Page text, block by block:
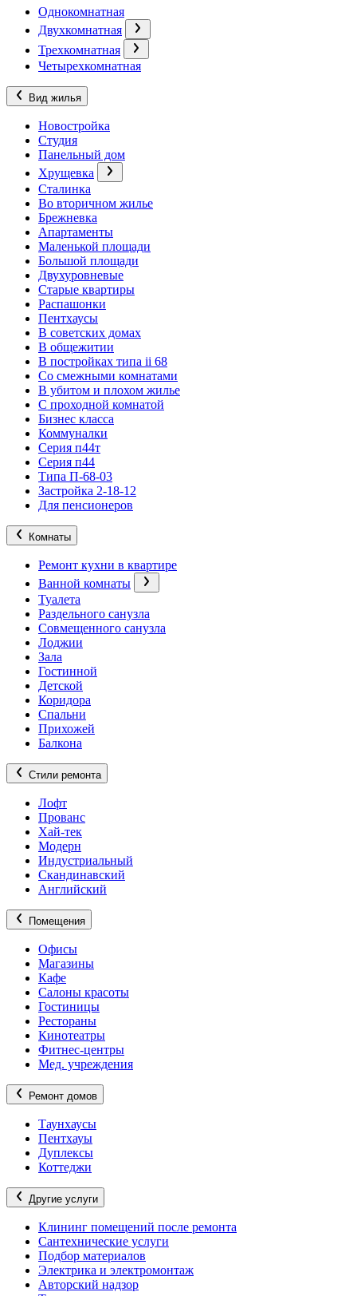
Однокомнатная
Двухкомнатная
Трехкомнатная
Четырехкомнатная
Вид жилья
Новостройка
Студия
Панельный дом
Хрущевка
Сталинка
Во вторичном жилье
Брежневка
Апартаменты
Маленькой площади
Большой площади
Двухуровневые
Старые квартиры
Распашонки
Пентхаусы
В советских домах
В общежитии
В постройках типа ii 68
Со смежными комнатами
В убитом и плохом жилье
С проходной комнатой
Бизнес класса
Коммуналки
Серия п44т
Серия п44
Типа П-68-03
Застройка 2-18-12
Для пенсионеров
Комнаты
Ремонт кухни в квартире
Ванной комнаты
Туалета
Раздельного санузла
Совмещенного санузла
Лоджии
Зала
Гостинной
Детской
Коридора
Спальни
Прихожей
Балкона
Стили ремонта
Лофт
Прованс
Хай-тек
Модерн
Индустриальный
Скандинавский
Английский
Помещения
Офисы
Магазины
Кафе
Салоны красоты
Гостиницы
Рестораны
Кинотеатры
Фитнес-центры
Мед. учреждения
Ремонт домов
Таунхаусы
Пентхауы
Дуплексы
Коттеджи
Другие услуги
Клининг помещений после ремонта
Сантехнические услуги
Подбор материалов
Электрика и электромонтаж
Авторский надзор